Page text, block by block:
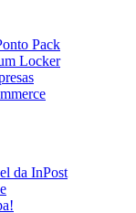
Pack
Locker
da InPost